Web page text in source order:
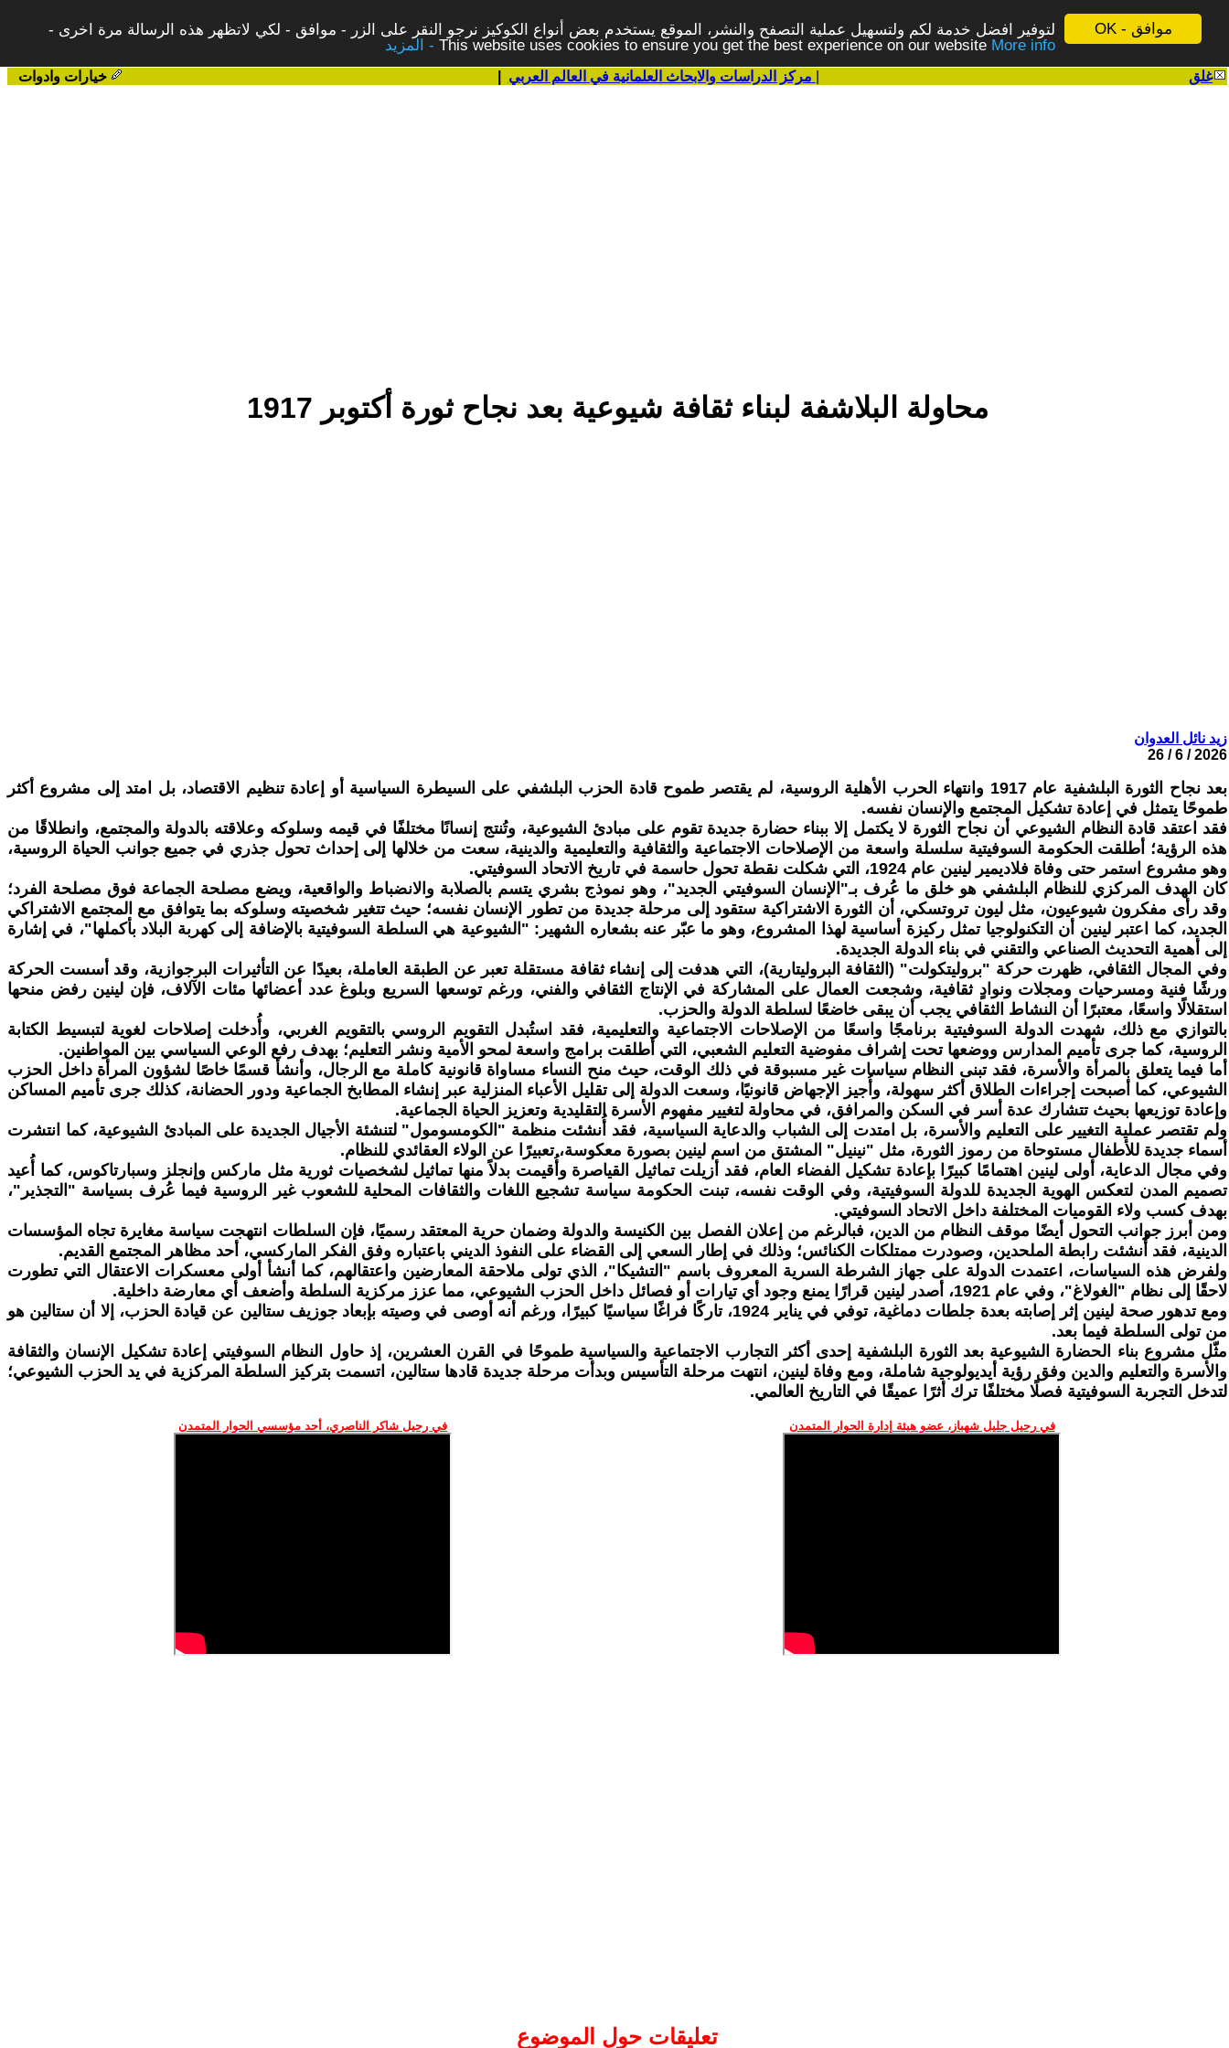
موافق - OK
لتوفير افضل خدمة لكم ولتسهيل عملية التصفح والنشر، الموقع يستخدم بعض أنواع الكوكيز نرجو النقر على الزر - موافق - لكي لاتظهر هذه الرسالة مرة اخرى -
This website uses cookies to ensure you get the best experience on our website More info - المزيد
غلق خيارات وادوات
محاولة البلاشفة لبناء ثقافة شيوعية بعد نجاح ثورة أكتوبر 1917
زيد نائل العدوان
2026 / 6 / 26
بعد نجاح الثورة البلشفية عام 1917 وانتهاء الحرب الأهلية الروسية، لم يقتصر طموح قادة الحزب البلشفي على السيطرة السياسية أو إعادة تنظيم الاقتصاد، بل امتد إلى مشروع أكثر
طموحًا يتمثل في إعادة تشكيل المجتمع والإنسان نفسه.
فقد اعتقد قادة النظام الشيوعي أن نجاح الثورة لا يكتمل إلا ببناء حضارة جديدة تقوم على مبادئ الشيوعية، وتُنتج إنسانًا مختلفًا في قيمه وسلوكه وعلاقته بالدولة والمجتمع، وانطلاقًا من
هذه الرؤية؛ أطلقت الحكومة السوفيتية سلسلة واسعة من الإصلاحات الاجتماعية والثقافية والتعليمية والدينية، سعت من خلالها إلى إحداث تحول جذري في جميع جوانب الحياة الروسية،
وهو مشروع استمر حتى وفاة فلاديمير لينين عام 1924، التي شكلت نقطة تحول حاسمة في تاريخ الاتحاد السوفيتي.
كان الهدف المركزي للنظام البلشفي هو خلق ما عُرف بـ"الإنسان السوفيتي الجديد"، وهو نموذج بشري يتسم بالصلابة والانضباط والواقعية، ويضع مصلحة الجماعة فوق مصلحة الفرد؛
وقد رأى مفكرون شيوعيون، مثل ليون تروتسكي، أن الثورة الاشتراكية ستقود إلى مرحلة جديدة من تطور الإنسان نفسه؛ حيث تتغير شخصيته وسلوكه بما يتوافق مع المجتمع الاشتراكي
الجديد، كما اعتبر لينين أن التكنولوجيا تمثل ركيزة أساسية لهذا المشروع، وهو ما عبّر عنه بشعاره الشهير: "الشيوعية هي السلطة السوفيتية بالإضافة إلى كهربة البلاد بأكملها"، في إشارة
إلى أهمية التحديث الصناعي والتقني في بناء الدولة الجديدة.
وفي المجال الثقافي، ظهرت حركة "بروليتكولت" (الثقافة البروليتارية)، التي هدفت إلى إنشاء ثقافة مستقلة تعبر عن الطبقة العاملة، بعيدًا عن التأثيرات البرجوازية، وقد أسست الحركة
ورشًا فنية ومسرحيات ومجلات ونوادٍ ثقافية، وشجعت العمال على المشاركة في الإنتاج الثقافي والفني، ورغم توسعها السريع وبلوغ عدد أعضائها مئات الآلاف، فإن لينين رفض منحها
استقلالًا واسعًا، معتبرًا أن النشاط الثقافي يجب أن يبقى خاضعًا لسلطة الدولة والحزب.
بالتوازي مع ذلك، شهدت الدولة السوفيتية برنامجًا واسعًا من الإصلاحات الاجتماعية والتعليمية، فقد استُبدل التقويم الروسي بالتقويم الغربي، وأُدخلت إصلاحات لغوية لتبسيط الكتابة
الروسية، كما جرى تأميم المدارس ووضعها تحت إشراف مفوضية التعليم الشعبي، التي أطلقت برامج واسعة لمحو الأمية ونشر التعليم؛ بهدف رفع الوعي السياسي بين المواطنين.
أما فيما يتعلق بالمرأة والأسرة، فقد تبنى النظام سياسات غير مسبوقة في ذلك الوقت، حيث منح النساء مساواة قانونية كاملة مع الرجال، وأنشأ قسمًا خاصًا لشؤون المرأة داخل الحزب
الشيوعي، كما أصبحت إجراءات الطلاق أكثر سهولة، وأُجيز الإجهاض قانونيًا، وسعت الدولة إلى تقليل الأعباء المنزلية عبر إنشاء المطابخ الجماعية ودور الحضانة، كذلك جرى تأميم المساكن
وإعادة توزيعها بحيث تتشارك عدة أسر في السكن والمرافق، في محاولة لتغيير مفهوم الأسرة التقليدية وتعزيز الحياة الجماعية.
ولم تقتصر عملية التغيير على التعليم والأسرة، بل امتدت إلى الشباب والدعاية السياسية، فقد أُنشئت منظمة "الكومسومول" لتنشئة الأجيال الجديدة على المبادئ الشيوعية، كما انتشرت
أسماء جديدة للأطفال مستوحاة من رموز الثورة، مثل "نينيل" المشتق من اسم لينين بصورة معكوسة، تعبيرًا عن الولاء العقائدي للنظام.
وفي مجال الدعاية، أولى لينين اهتمامًا كبيرًا بإعادة تشكيل الفضاء العام، فقد أزيلت تماثيل القياصرة وأُقيمت بدلاً منها تماثيل لشخصيات ثورية مثل ماركس وإنجلز وسبارتاكوس، كما أُعيد
تصميم المدن لتعكس الهوية الجديدة للدولة السوفيتية، وفي الوقت نفسه، تبنت الحكومة سياسة تشجيع اللغات والثقافات المحلية للشعوب غير الروسية فيما عُرف بسياسة "التجذير"،
بهدف كسب ولاء القوميات المختلفة داخل الاتحاد السوفيتي.
ومن أبرز جوانب التحول أيضًا موقف النظام من الدين، فبالرغم من إعلان الفصل بين الكنيسة والدولة وضمان حرية المعتقد رسميًا، فإن السلطات انتهجت سياسة مغايرة تجاه المؤسسات
الدينية، فقد أُنشئت رابطة الملحدين، وصودرت ممتلكات الكنائس؛ وذلك في إطار السعي إلى القضاء على النفوذ الديني باعتباره وفق الفكر الماركسي، أحد مظاهر المجتمع القديم.
ولفرض هذه السياسات، اعتمدت الدولة على جهاز الشرطة السرية المعروف باسم "التشيكا"، الذي تولى ملاحقة المعارضين واعتقالهم، كما أنشأ أولى معسكرات الاعتقال التي تطورت
لاحقًا إلى نظام "الغولاغ"، وفي عام 1921، أصدر لينين قرارًا يمنع وجود أي تيارات أو فصائل داخل الحزب الشيوعي، مما عزز مركزية السلطة وأضعف أي معارضة داخلية.
ومع تدهور صحة لينين إثر إصابته بعدة جلطات دماغية، توفي في يناير 1924، تاركًا فراغًا سياسيًا كبيرًا، ورغم أنه أوصى في وصيته بإبعاد جوزيف ستالين عن قيادة الحزب، إلا أن ستالين هو
من تولى السلطة فيما بعد.
مثّل مشروع بناء الحضارة الشيوعية بعد الثورة البلشفية إحدى أكثر التجارب الاجتماعية والسياسية طموحًا في القرن العشرين، إذ حاول النظام السوفيتي إعادة تشكيل الإنسان والثقافة
والأسرة والتعليم والدين وفق رؤية أيديولوجية شاملة، ومع وفاة لينين، انتهت مرحلة التأسيس وبدأت مرحلة جديدة قادها ستالين، اتسمت بتركيز السلطة المركزية في يد الحزب الشيوعي؛
لتدخل التجربة السوفيتية فصلًا مختلفًا ترك أثرًا عميقًا في التاريخ العالمي.
في رحيل جليل شهباز، عضو هيئة إدارة الحوار المتمدن في رحيل شاكر الناصري، أحد مؤسسي الحوار المتمدن
تعليقات حول الموضوع